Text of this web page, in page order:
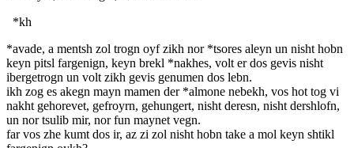
*kh
*avade, a mentsh zol trogn oyf zikh nor *tsores aleyn un nisht hobn
keyn pitsl fargenign, keyn brekl *nakhes, volt er dos gevis nisht
ibergetrogn un volt zikh gevis genumen dos lebn.
ikh zog es akegn mayn mamen der *almone nebekh, vos hot tog vi
nakht gehorevet, gefroyrn, gehungert, nisht deresn, nisht dershlofn,
un nor tsulib mir, nor fun maynet vegn.
far vos zhe kumt dos ir, az zi zol nisht hobn take a mol keyn shtikl